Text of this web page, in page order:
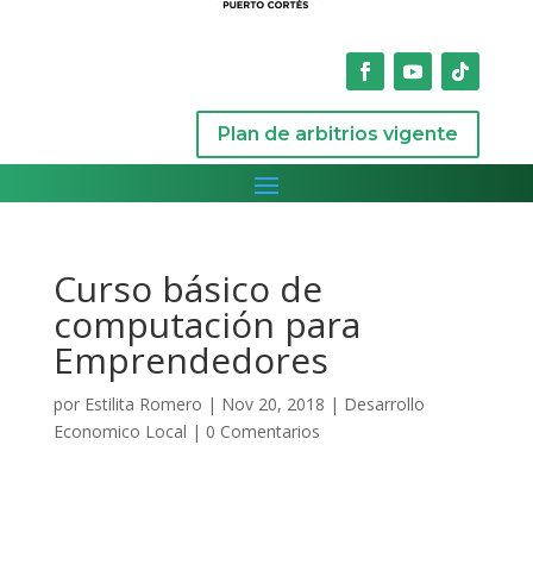
Plan de arbitrios vigente
Curso básico de
computación para
Emprendedores
por Estilita Romero | Nov 20, 2018 | Desarrollo
Economico Local | 0 Comentarios